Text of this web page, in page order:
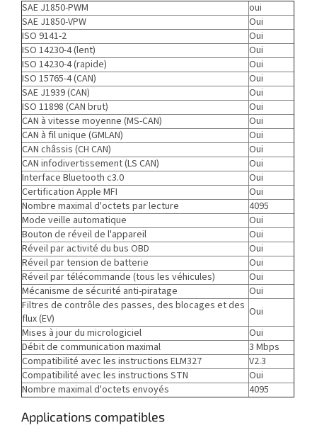
SAE J1850-PWM
oui
SAE J1850-VPW
Oui
ISO 9141-2
Oui
ISO 14230-4 (lent)
Oui
ISO 14230-4 (rapide)
Oui
ISO 15765-4 (CAN)
Oui
SAE J1939 (CAN)
Oui
ISO 11898 (CAN brut)
Oui
CAN à vitesse moyenne (MS-CAN)
Oui
CAN à fil unique (GMLAN)
Oui
CAN châssis (CH CAN)
Oui
CAN infodivertissement (LS CAN)
Oui
Interface Bluetooth c3.0
Oui
Certification Apple MFI
Oui
Nombre maximal d'octets par lecture
4095
Mode veille automatique
Oui
Bouton de réveil de l'appareil
Oui
Réveil par activité du bus OBD
Oui
Réveil par tension de batterie
Oui
Réveil par télécommande (tous les véhicules)
Oui
Mécanisme de sécurité anti-piratage
Oui
Filtres de contrôle des passes, des blocages et des
flux (EV)
Oui
Mises à jour du micrologiciel
Oui
Débit de communication maximal
3 Mbps
Compatibilité avec les instructions ELM327
V2.3
Compatibilité avec les instructions STN
Oui
Nombre maximal d'octets envoyés
4095
Applications compatibles